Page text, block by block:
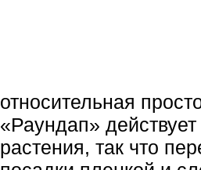
относительная
«Раундап»
растения, так что